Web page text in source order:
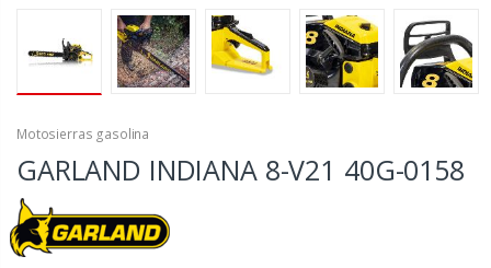
Motosierras gasolina
GARLAND INDIANA 8-V21 40G-0158